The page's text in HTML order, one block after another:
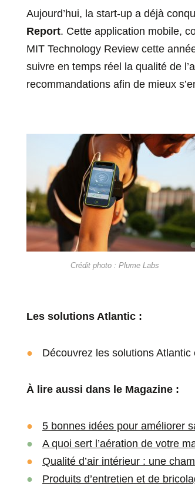
Aujourd’hui, la start-up a déjà
Report. Cette application mobile,
MIT Technology Review cette
suivre en temps réel la qualité de
recommandations afin de mieux
Crédit photo : Plume Labs
Les solutions Atlantic :
Découvrez les solutions Atlantic
À lire aussi dans le Magazine :
5 bonnes idées pour améliorer
A quoi sert l’aération de votre
Qualité d’air intérieur : une
Produits d’entretien et de